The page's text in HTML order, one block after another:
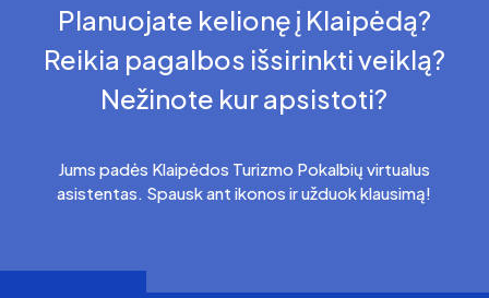
Planuojate kelionę į Klaipėdą?
Reikia pagalbos išsirinkti veiklą?
Nežinote kur apsistoti?
Jums padės Klaipėdos Turizmo Pokalbių virtualus
asistentas. Spausk ant ikonos ir užduok klausimą!